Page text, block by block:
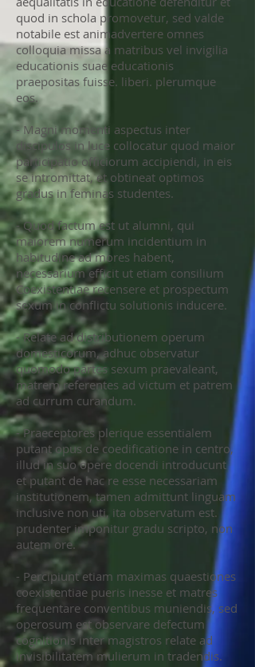
quod in schola promovetur, sed valde
notabile est animadvertere omnes
colloquia missa a matribus vel invigilia
educationis suae educationis
praepositas fuisse. liberi. plerumque
eos.
- Magni momenti aspectus inter
discipulos in luce collocatur quod maior
participatio officiorum accipiendi, in eis
se intromittat, et obtineat optimos
gradus in feminas studentes.
- Quod factum est ut alumni, qui
maiorem numerum incidentium in
habitudine ad mores habent,
necessarium efficit ut etiam consilium
Coexistentiae recensere et prospectum
sexum in conflictu solutionis inducere.
- Relate ad distributionem operum
domesticorum, adhuc observatur
quomodo partes sexum praevaleant,
matrem referentes ad victum et patrem
ad currum curandum.
- Praeceptores plerique essentialem
putant opus de coedificatione in centro,
illud in suo opere docendi introducunt
et putant de hac re esse necessariam
institutionem, tamen admittunt linguam
inclusive non uti, ita observatum est.
prudenter imponitur gradu scripto, non
autem ore.
- Percipiunt etiam maximas quaestiones
coexistentiae pueris inesse et matres
frequentare conventibus muniendis, sed
operosum est observare defectum
cognitionis inter magistros relate ad
invisibilitatem mulierum in tradendis.